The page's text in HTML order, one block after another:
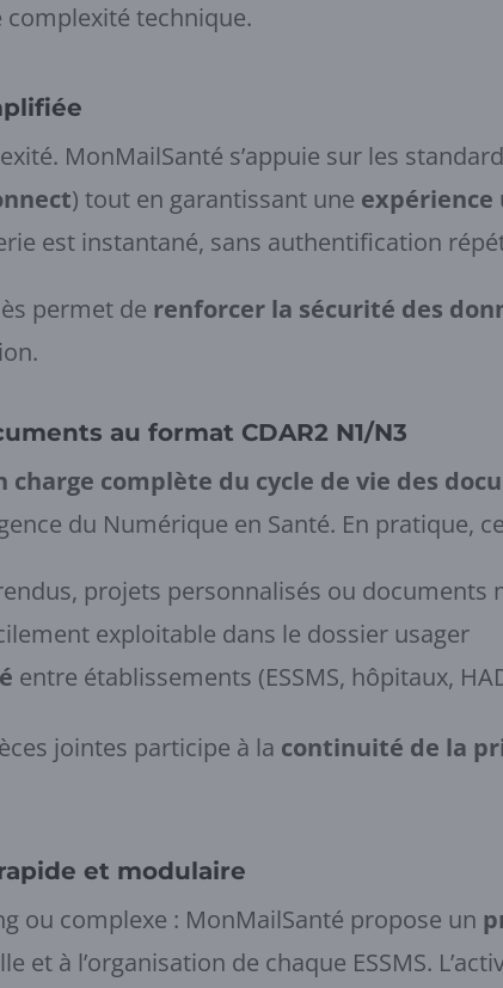
complexité technique.
MonMailSanté s’appuie sur les
) tout en garantissant une
est instantané, sans authentification
permet de renforcer la sécurité des
au format CDAR2 N1/N3
charge complète du cycle de vie des
du Numérique en Santé. En pratique,
projets personnalisés ou documents
exploitable dans le dossier usager
entre établissements (ESSMS, hôpitaux,
jointes participe à la continuité de la
et modulaire
ou complexe : MonMailSanté propose un
et à l’organisation de chaque ESSMS.